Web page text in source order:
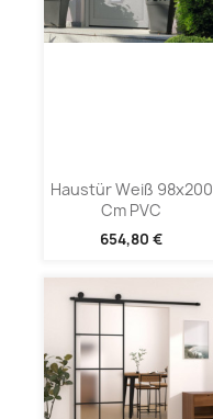
Haustür Weiß 98x200
Cm PVC
654,80 €